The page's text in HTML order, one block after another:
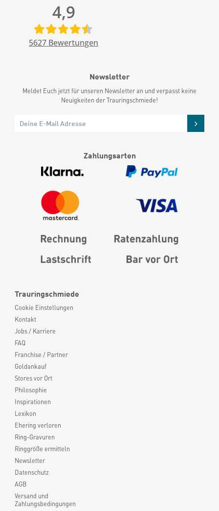
Trauringschmiede
Cookie Einstellungen
Kontakt
Jobs / Karriere
FAQ
Franchise / Partner
Goldankauf
Stores vor Ort
Philosophie
Inspirationen
Lexikon
Ehering verloren
Ring-Gravuren
Ringgröße ermitteln
Newsletter
Datenschutz
AGB
Versand und
Zahlungsbedingungen
4,9
5627 Bewertungen
Newsletter
Meldet Euch jetzt für unseren Newsletter an und verpasst keine
Neuigkeiten der Trauringschmiede!
Zahlungsarten